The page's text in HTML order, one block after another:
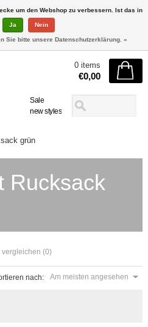
Sale
new styles
0 items
€0,00
grün
Rucksack
vergleichen (0)
nach: Am meisten angesehen
um den Webshop zu verbessern. Ist das in
Ja Nein
Sie bitte unsere Datenschutzerklärung. »